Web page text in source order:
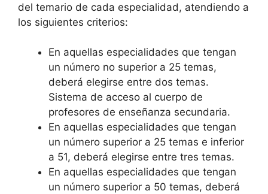
del temario de cada especialidad, atendiendo a
los siguientes criterios:
En aquellas especialidades que tengan
un número no superior a 25 temas,
deberá elegirse entre dos temas.
Sistema de acceso al cuerpo de
profesores de enseñanza secundaria.
En aquellas especialidades que tengan
un número superior a 25 temas e inferior
a 51, deberá elegirse entre tres temas.
En aquellas especialidades que tengan
un número superior a 50 temas, deberá